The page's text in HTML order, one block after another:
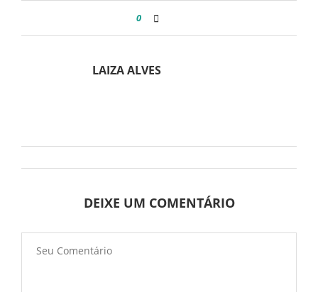
0
LAIZA ALVES
DEIXE UM COMENTÁRIO